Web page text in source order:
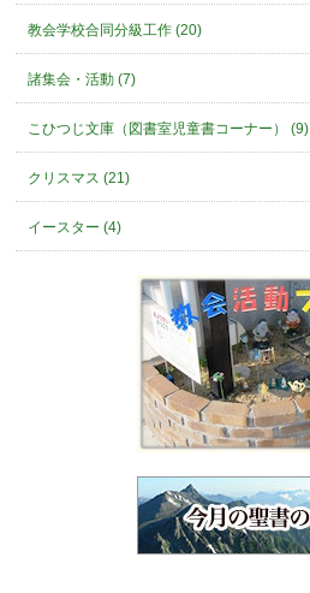
教会学校合同分級工作 (20)
諸集会・活動 (7)
こひつじ文庫（図書室児童書コーナー） (9)
クリスマス (21)
イースター (4)